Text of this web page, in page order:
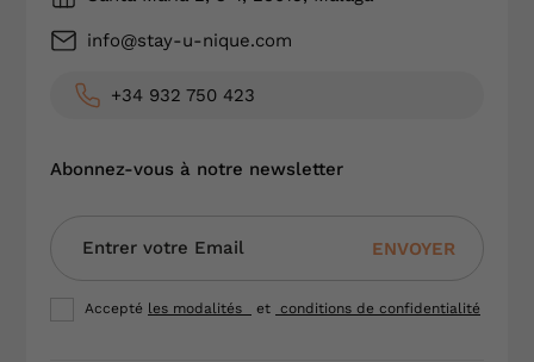
info@stay-u-nique.com
+34 932 750 423
Abonnez-vous à notre newsletter
ENVOYER
Accepté les modalités et conditions de confidentialité